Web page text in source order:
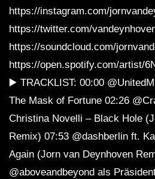
https://instagram.com/
https://twitter.com/
https://soundcloud.com/
https://open.spotify.com/artist/
▶️ TRACKLIST: 00:00
The Mask of Fortune 02:26
Christina Novelli – Black Hole
Remix) 07:53 @dashberlin ft.
Again (Jorn van Deynhoven
@aboveandbeyond als